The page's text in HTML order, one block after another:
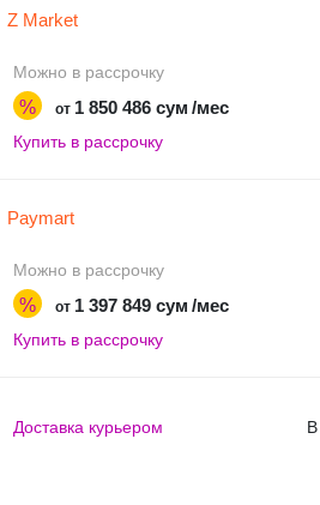
Z Market
Можно в рассрочку
% от 1 850 486 сум /мес
Купить в рассрочку
Paymart
Можно в рассрочку
% от 1 397 849 сум /мес
Купить в рассрочку
Доставка курьером В